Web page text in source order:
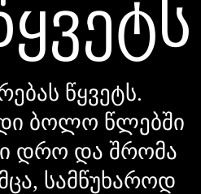
წყვეტს.
ბოლო წლებში
დრო და შრომა
სამწუხაროდ